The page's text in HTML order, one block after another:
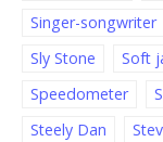
Singer-songwriter
Sly Stone
Soft
Speedometer
Steely Dan